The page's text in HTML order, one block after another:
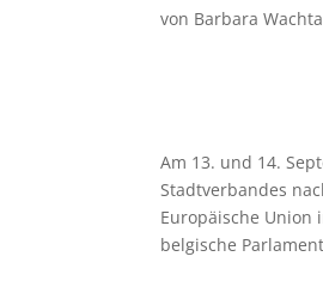
von Barbara
Am 13. und 14.
Stadtverbandes
Europäische Union
belgische